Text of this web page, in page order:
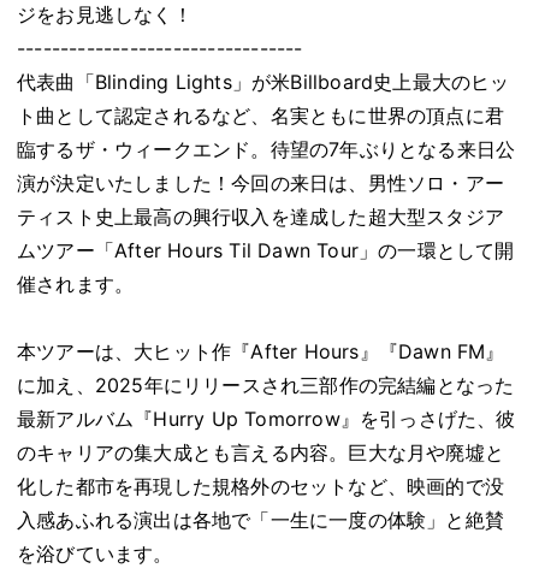
ジをお見逃しなく！
---------------------------------
代表曲「Blinding Lights」が米Billboard史上最大のヒッ
ト曲として認定されるなど、名実ともに世界の頂点に君
臨するザ・ウィークエンド。待望の7年ぶりとなる来日公
演が決定いたしました！今回の来日は、男性ソロ・アー
ティスト史上最高の興行収入を達成した超大型スタジア
ムツアー「After Hours Til Dawn Tour」の一環として開
催されます。
本ツアーは、大ヒット作『After Hours』『Dawn FM』
に加え、2025年にリリースされ三部作の完結編となった
最新アルバム『Hurry Up Tomorrow』を引っさげた、彼
のキャリアの集大成とも言える内容。巨大な月や廃墟と
化した都市を再現した規格外のセットなど、映画的で没
入感あふれる演出は各地で「一生に一度の体験」と絶賛
を浴びています。